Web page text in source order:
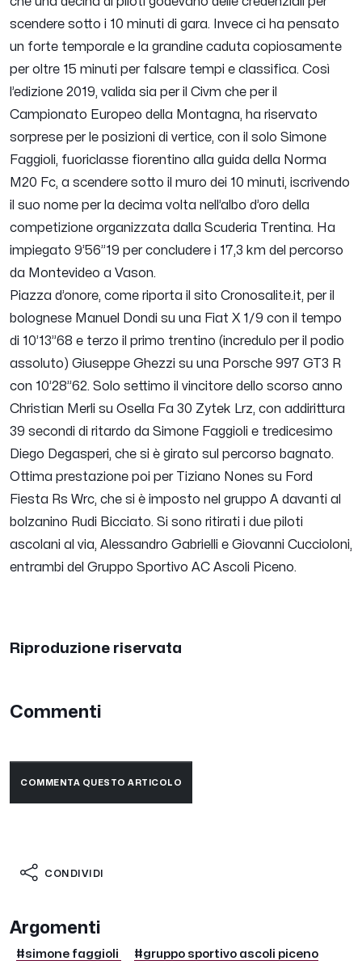
scendere sotto i 10 minuti di gara. Invece ci ha pensato
un forte temporale e la grandine caduta copiosamente
per oltre 15 minuti per falsare tempi e classifica. Così
l’edizione 2019, valida sia per il Civm che per il
Campionato Europeo della Montagna, ha riservato
sorprese per le posizioni di vertice, con il solo Simone
Faggioli, fuoriclasse fiorentino alla guida della Norma
M20 Fc, a scendere sotto il muro dei 10 minuti, iscrivendo
il suo nome per la decima volta nell’albo d’oro della
competizione organizzata dalla Scuderia Trentina. Ha
impiegato 9’56”19 per concludere i 17,3 km del percorso
da Montevideo a Vason.
Piazza d’onore, come riporta il sito Cronosalite.it, per il
bolognese Manuel Dondi su una Fiat X 1/9 con il tempo
di 10’13”68 e terzo il primo trentino (incredulo per il podio
assoluto) Giuseppe Ghezzi su una Porsche 997 GT3 R
con 10’28”62. Solo settimo il vincitore dello scorso anno
Christian Merli su Osella Fa 30 Zytek Lrz, con addirittura
39 secondi di ritardo da Simone Faggioli e tredicesimo
Diego Degasperi, che si è girato sul percorso bagnato.
Ottima prestazione poi per Tiziano Nones su Ford
Fiesta Rs Wrc, che si è imposto nel gruppo A davanti al
bolzanino Rudi Bicciato. Si sono ritirati i due piloti
ascolani al via, Alessandro Gabrielli e Giovanni Cuccioloni,
entrambi del Gruppo Sportivo AC Ascoli Piceno.
Riproduzione riservata
Commenti
COMMENTA QUESTO ARTICOLO
CONDIVIDI
Argomenti
#simone faggioli
#gruppo sportivo ascoli piceno